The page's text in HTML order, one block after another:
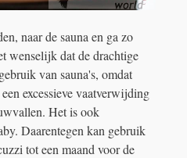
naar de sauna en ga zo
wenselijk dat de drachtige
van sauna's, omdat
excessieve vaatverwijding
Het is ook
Daarentegen kan gebruik
tot een maand voor de